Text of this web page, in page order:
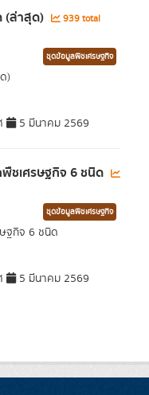
(ล่าสุด)
939 total
ชุดข้อมูลพืชเศรษฐกิจ
)
5 มีนาคม 2569
ชเศรษฐกิจ 6 ชนิด
ชุดข้อมูลพืชเศรษฐกิจ
ษฐกิจ 6 ชนิด
5 มีนาคม 2569